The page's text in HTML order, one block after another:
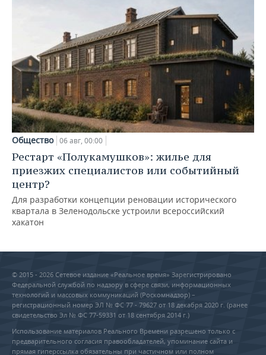
Общество 06 авг, 00:00
Рестарт «Полукамушков»: жилье для
приезжих специалистов или событийный
центр?
Для разработки концепции реновации исторического
квартала в Зеленодольске устроили всероссийский
хакатон
© 2015 - 2026 Сетевое издание «Реальное время» Зарегистрировано
Федеральной службой по надзору в сфере связи, информационных
технологий и массовых коммуникаций (Роскомнадзор) –
регистрационный номер ЭЛ № ФС 77 - 79627 от 18 декабря 2020 г. (ранее
свидетельство Эл № ФС 77-59331 от 18 сентября 2014 г.)
Использование материалов Реального Времени разрешено только с
предварительного согласия правообладателей, упоминание сайта и
прямая гиперссылка обязательны при частичном или полном